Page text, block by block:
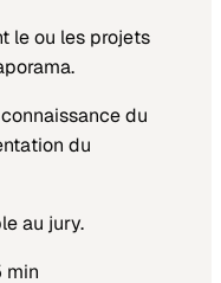
le ou les projets
du
du
au jury.
min